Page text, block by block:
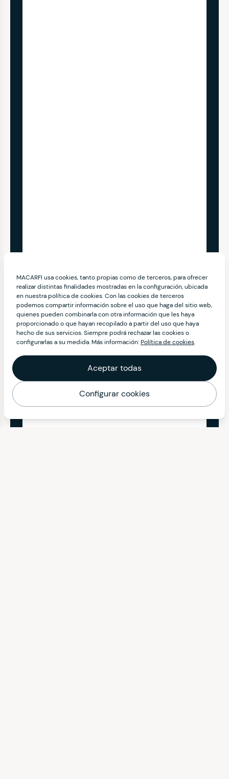
MACARFI usa cookies, tanto propias como de terceros, para ofrecer
realizar distintas finalidades mostradas en la configuración, ubicada
en nuestra política de cookies. Con las cookies de terceros
podemos compartir información sobre el uso que haga del sitio web,
quienes pueden combinarla con otra información que les haya
proporcionado o que hayan recopilado a partir del uso que haya
hecho de sus servicios. Siempre podrá rechazar las cookies o
configurarlas a su medida. Más información:Política de cookies.
Aceptar todas
Configurar cookies